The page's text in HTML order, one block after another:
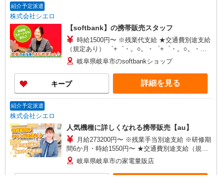
紹介予定派遣
株式会社シエロ
【softbank】の携帯販売スタッフ
時給1500円〜 ※残業代支給 ★交通費別途支給
（規定あり） ゜+゜・。○。・゜+゜・。○。・゜
+゜ 入社祝い金10万円支給(規定有) お友達を紹介
頂くと, インセンティブ支給(規定有) ★月2回払
い・週払い可能（規程有）★ ゜・。○。・゜
+゜・。○。・゜+゜
岐阜県岐阜市のsoftbankショップ
キープ 詳細を見る
紹介予定派遣
株式会社シエロ
人気機種に詳しくなれる携帯販売【au】
月給273200円〜 ※残業手当別途支給 ※研修期
間6か月・時給1550円〜 ★交通費別途支給（規定
あり） ゜+゜・。○。・゜+゜・。○。・゜+゜ 入
社祝い金10万円支給(規定有) お友達を紹介頂くと,
インセンティブ支給(規定有) ゜・。○。・゜
岐阜県岐阜市の家電量販店